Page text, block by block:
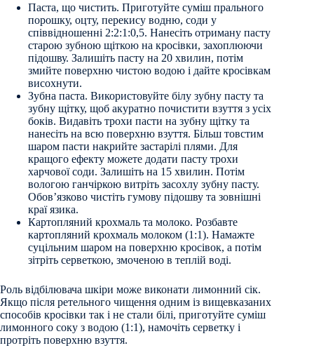
Паста, що чистить. Приготуйте суміш прального
порошку, оцту, перекису водню, соди у
співвідношенні 2:2:1:0,5. Нанесіть отриману пасту
старою зубною щіткою на кросівки, захоплюючи
підошву. Залишіть пасту на 20 хвилин, потім
змийте поверхню чистою водою і дайте кросівкам
висохнути.
Зубна паста. Використовуйте білу зубну пасту та
зубну щітку, щоб акуратно почистити взуття з усіх
боків. Видавіть трохи пасти на зубну щітку та
нанесіть на всю поверхню взуття. Більш товстим
шаром пасти накрийте застарілі плями. Для
кращого ефекту можете додати пасту трохи
харчової соди. Залишіть на 15 хвилин. Потім
вологою ганчіркою витріть засохлу зубну пасту.
Обов’язково чистіть гумову підошву та зовнішні
краї язика.
Картопляний крохмаль та молоко. Розбавте
картопляний крохмаль молоком (1:1). Намажте
суцільним шаром на поверхню кросівок, а потім
зітріть серветкою, змоченою в теплій воді.
Роль відбілювача шкіри може виконати лимонний сік.
Якщо після ретельного чищення одним із вищевказаних
способів кросівки так і не стали білі, приготуйте суміш
лимонного соку з водою (1:1), намочіть серветку і
протріть поверхню взуття.